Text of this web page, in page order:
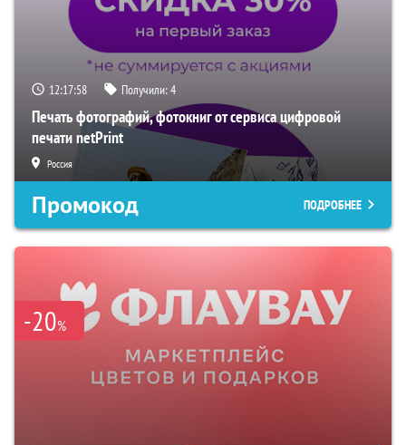
12:17:57 Получили:4
Печать фотографий, фотокниг от сервиса цифровой
печати netPrint
Россия
Промокод ПОДРОБНЕЕ
-20%